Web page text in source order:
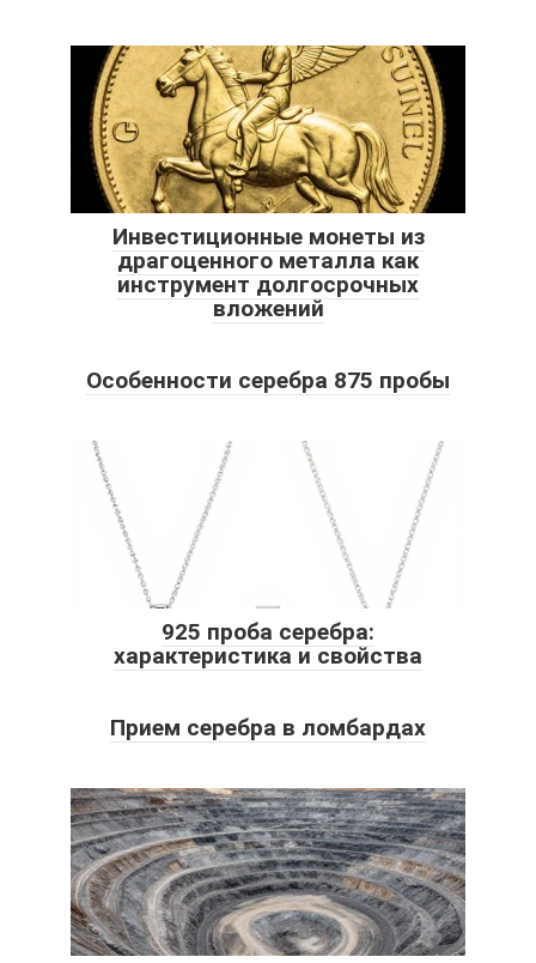
Инвестиционные монеты из
драгоценного металла как
инструмент долгосрочных
вложений
Особенности серебра 875 пробы
925 проба серебра:
характеристика и свойства
Прием серебра в ломбардах